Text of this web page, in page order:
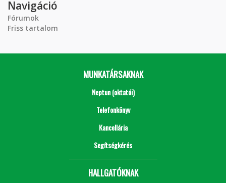
Navigáció
Fórumok
Friss tartalom
MUNKATÁRSAKNAK
Neptun (oktatói)
Telefonkönyv
Kancellária
Segítségkérés
HALLGATÓKNAK